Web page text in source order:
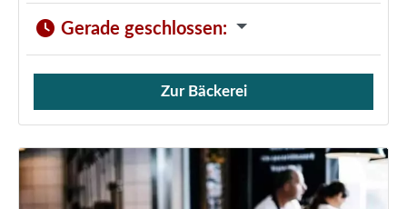
Gerade geschlossen:
Verkauf von Brötchen,
Zur Bäckerei